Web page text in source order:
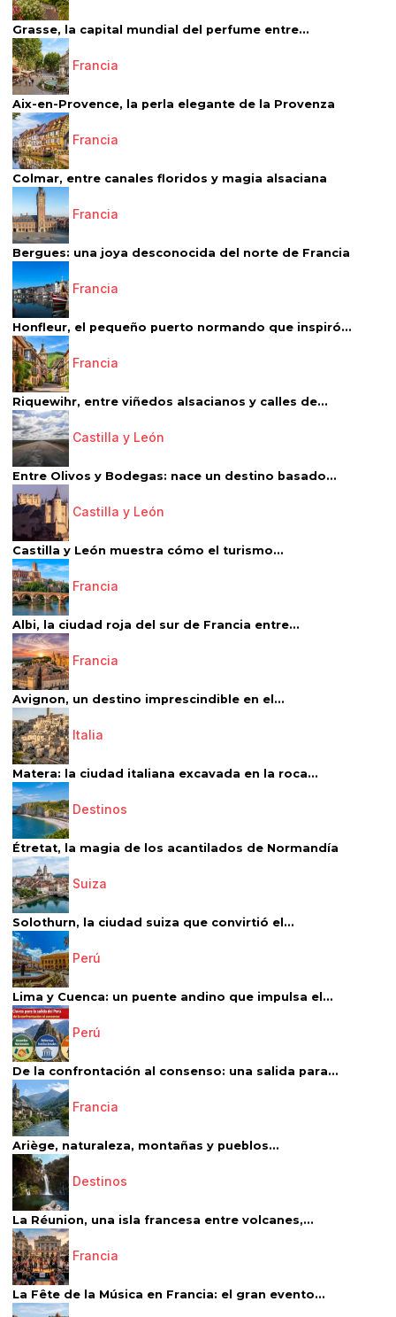
Grasse, la capital mundial del perfume entre...
Francia
Aix-en-Provence, la perla elegante de la Provenza
Francia
Colmar, entre canales floridos y magia alsaciana
Francia
Bergues: una joya desconocida del norte de Francia
Francia
Honfleur, el pequeño puerto normando que inspiró...
Francia
Riquewihr, entre viñedos alsacianos y calles de...
Castilla y León
Entre Olivos y Bodegas: nace un destino basado...
Castilla y León
Castilla y León muestra cómo el turismo...
Francia
Albi, la ciudad roja del sur de Francia entre...
Francia
Avignon, un destino imprescindible en el...
Italia
Matera: la ciudad italiana excavada en la roca...
Destinos
Étretat, la magia de los acantilados de Normandía
Suiza
Solothurn, la ciudad suiza que convirtió el...
Perú
Lima y Cuenca: un puente andino que impulsa el...
Perú
De la confrontación al consenso: una salida para...
Francia
Ariège, naturaleza, montañas y pueblos...
Destinos
La Réunion, una isla francesa entre volcanes,...
Francia
La Fête de la Música en Francia: el gran evento...